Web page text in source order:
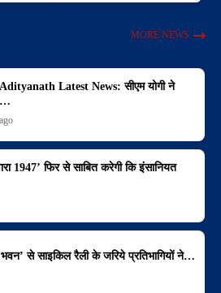
MORE NEWS
Latest News: सीएम योगी ने
1947’ फिर से साबित करेगी कि इंसानियत
से साइकिल रैली के जरिये प्रतिभागियों ने…